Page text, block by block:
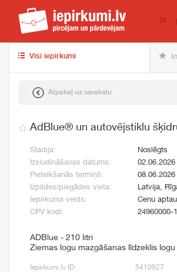
LV
Visi iepirkumi
Atpakaļ uz sarakstu
AdBlue® un autovējstiklu
Stadija:
Noslēgts
Izsludināšanas datums:
02.06.2026
Pieteikšanās termiņš:
08.06.2026
Izpildes/piegādes vieta:
Latvija,
Iepirkuma veids:
Cenu
CPV kodi:
24960000-1
ADBlue - 210 litri
Ziemas logu mazgāšanas līdzeklis
Iepirkumi.lv ID: 5410927